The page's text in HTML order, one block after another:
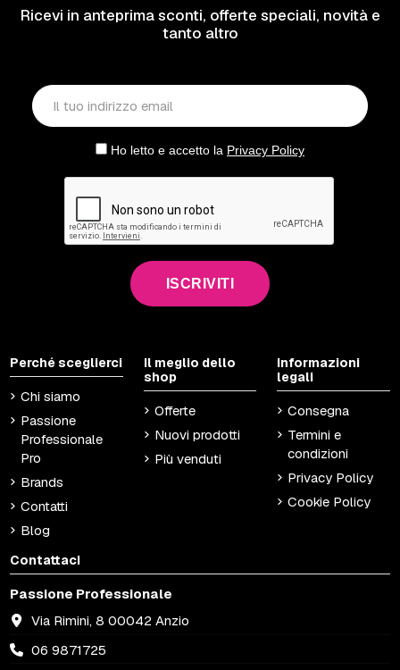
Ricevi in anteprima sconti, offerte speciali, novità e
tanto altro
Ho letto e accetto la Privacy Policy
ISCRIVITI
Perché sceglierci
Chi siamo
Passione
Professionale
Pro
Brands
Contatti
Blog
Il meglio dello
shop
Offerte
Nuovi prodotti
Più venduti
Informazioni
legali
Consegna
Termini e
condizioni
Privacy Policy
Cookie Policy
Contattaci
Passione Professionale
Via Rimini, 8 00042 Anzio
06 9871725